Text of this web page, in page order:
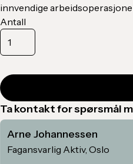
innvendige
Antall
Ta kontakt for spørsmål
Arne Johannessen
Fagansvarlig Aktiv, Oslo